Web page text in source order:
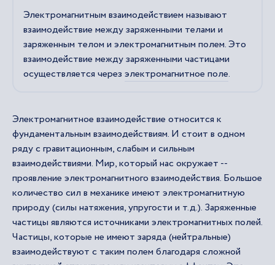
Электромагнитным взаимодействием называют
взаимодействие между заряженными телами и
заряженным телом и электромагнитным полем. Это
взаимодействие между заряженными частицами
осуществляется через электромагнитное поле.
Электромагнитное взаимодействие относится к
фундаментальным взаимодействиям. И стоит в одном
ряду с гравитационным, слабым и сильным
взаимодействиями. Мир, который нас окружает --
проявление электромагнитного взаимодействия. Большое
количество сил в механике имеют электромагнитную
природу (силы натяжения, упругости и т.д.). Заряженные
частицы являются источниками электромагнитных полей.
Частицы, которые не имеют заряда (нейтральные)
взаимодействуют с таким полем благодаря сложной